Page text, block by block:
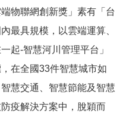
聯網創新獎」素有「台
最具規模，以雲端運算、
起-智慧河川管理平台」
在全國33件智慧城市如
慧交通、智慧節能及智慧
疫解決方案中，脫穎而